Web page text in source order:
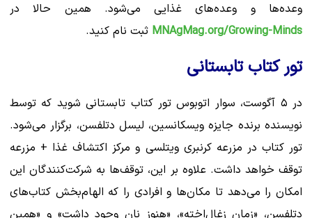
وعده‌ها و وعده‌های غذایی می‌شود. همین حالا در
MNAgMag.org/Growing-Minds ثبت نام کنید.
تور کتاب تابستانی
در ۵ آگوست، سوار اتوبوس تور کتاب تابستانی شوید که توسط
نویسنده برنده جایزه ویسکانسین، لیسل دتلفسن، برگزار می‌شود.
تور کتاب در مزرعه کرنبری ویتلسی و مرکز اکتشاف غذا + مزرعه
توقف خواهد داشت. علاوه بر این، توقف‌ها به شرکت‌کنندگان این
امکان را می‌دهد تا مکان‌ها و افرادی را که الهام‌بخش کتاب‌های